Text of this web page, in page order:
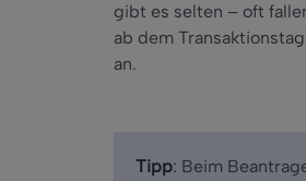
gibt es selten – oft
ab dem
an.
Tipp: Beim